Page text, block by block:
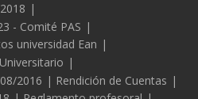
- Comité PAS
universidad Ean
2016
Rendición de Cuentas